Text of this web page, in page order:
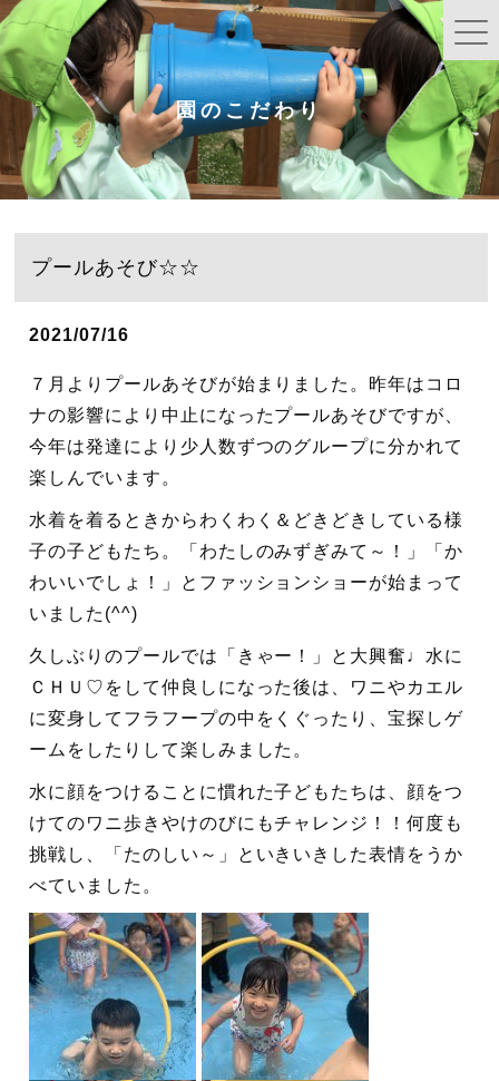
園のこだわり
プールあそび☆☆
2021/07/16
７月よりプールあそびが始まりました。昨年はコロ
ナの影響により中止になったプールあそびですが、
今年は発達により少人数ずつのグループに分かれて
楽しんでいます。
水着を着るときからわくわく＆どきどきしている様
子の子どもたち。「わたしのみずぎみて～！」「か
わいいでしょ！」とファッションショーが始まって
いました(^^)
久しぶりのプールでは「きゃー！」と大興奮♩水に
ＣＨＵ♡をして仲良しになった後は、ワニやカエル
に変身してフラフープの中をくぐったり、宝探しゲ
ームをしたりして楽しみました。
水に顔をつけることに慣れた子どもたちは、顔をつ
けてのワニ歩きやけのびにもチャレンジ！！何度も
挑戦し、「たのしい～」といきいきした表情をうか
べていました。